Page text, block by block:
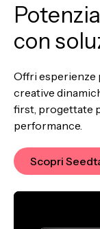
con
Offri esperienze
creative
first, progettate
performance.
Scopri